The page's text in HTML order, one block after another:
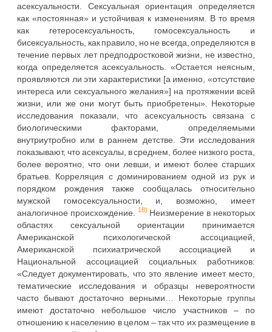
асексуальности. Сексуальная ориентация определяется
как «постоянная» и устойчивая к изменениям. В то время
как гетеросексуальность, гомосексуальность и
бисексуальность, как правило, но не всегда, определяются в
течение первых лет предподростковой жизни, не известно,
когда определяется асексуальность. «Остается неясным,
проявляются ли эти характеристики [а именно, «отсутствие
интереса или сексуального желания»] на протяжении всей
жизни, или же они могут быть приобретены». Некоторые
исследования показали, что асексуальность связана с
биологическими факторами, определяемыми
внутриутробно или в раннем детстве. Эти исследования
показывают, что асексуалы, в среднем, более низкого роста,
более вероятно, что они левши, и имеют более старших
братьев. Корреляция с доминированием одной из рук и
порядком рождения также сообщалась относительно
мужской гомосексуальности, и, возможно, имеет
аналогичное происхождение.
18) Неизмерение в некоторых
областях сексуальной ориентации принимается
Американской психологической ассоциацией,
Американской психиатрической ассоциацией и
Национальной ассоциацией социальных работников:
«Следует документировать, что это явление имеет место,
тематические исследования и образцы невероятности
часто бывают достаточно верными… Некоторые группы
имеют достаточно небольшое число участников – по
отношению к населению в целом – так что их размещение в